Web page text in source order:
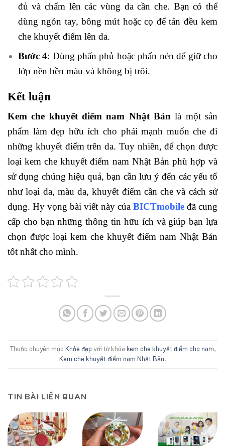
đủ và chấm lên các vùng da cần che. Bạn có thể
dùng ngón tay, bông mút hoặc cọ để tán đều kem
che khuyết điểm lên da.
Bước 4: Dùng phấn phủ hoặc phấn nén để giữ cho
lớp nền bền màu và không bị trôi.
Kết luận
Kem che khuyết điểm nam Nhật Bản là một sản
phẩm làm đẹp hữu ích cho phái mạnh muốn che đi
những khuyết điểm trên da. Tuy nhiên, để chọn được
loại kem che khuyết điểm nam Nhật Bản phù hợp và
sử dụng chúng hiệu quả, bạn cần lưu ý đến các yếu tố
như loại da, màu da, khuyết điểm cần che và cách sử
dụng. Hy vọng bài viết này của BICTmobileđã cung
cấp cho bạn những thông tin hữu ích và giúp bạn lựa
chọn được loại kem che khuyết điểm nam Nhật Bản
tốt nhất cho mình.
Thuộc chuyên mục Khỏe đẹp với từ khóa kem che khuyết điểm cho nam,
Kem che khuyết điểm nam Nhật Bản.
TIN BÀI LIÊN QUAN